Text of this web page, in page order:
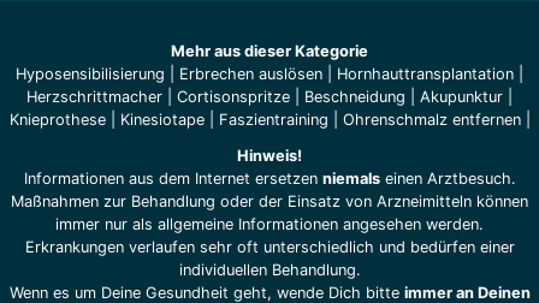
Mehr aus dieser Kategorie
Hyposensibilisierung
Erbrechen auslösen Hornhauttransplantation
Herzschrittmacher
Cortisonspritze Beschneidung Akupunktur
Knieprothese| Kinesiotape| Faszientraining Ohrenschmalz entfernen|
Hinweis!
Informationen aus dem Internet ersetzen niemalseinen Arztbesuch.
Maßnahmen zur Behandlung oder der Einsatz von Arzneimitteln können
immer nur als allgemeine Informationen angesehen werden.
Erkrankungen verlaufen sehr oft unterschiedlich und bedürfen einer
individuellen Behandlung.
Wenn es um Deine Gesundheit geht, wende Dich bitte immer an Deinen